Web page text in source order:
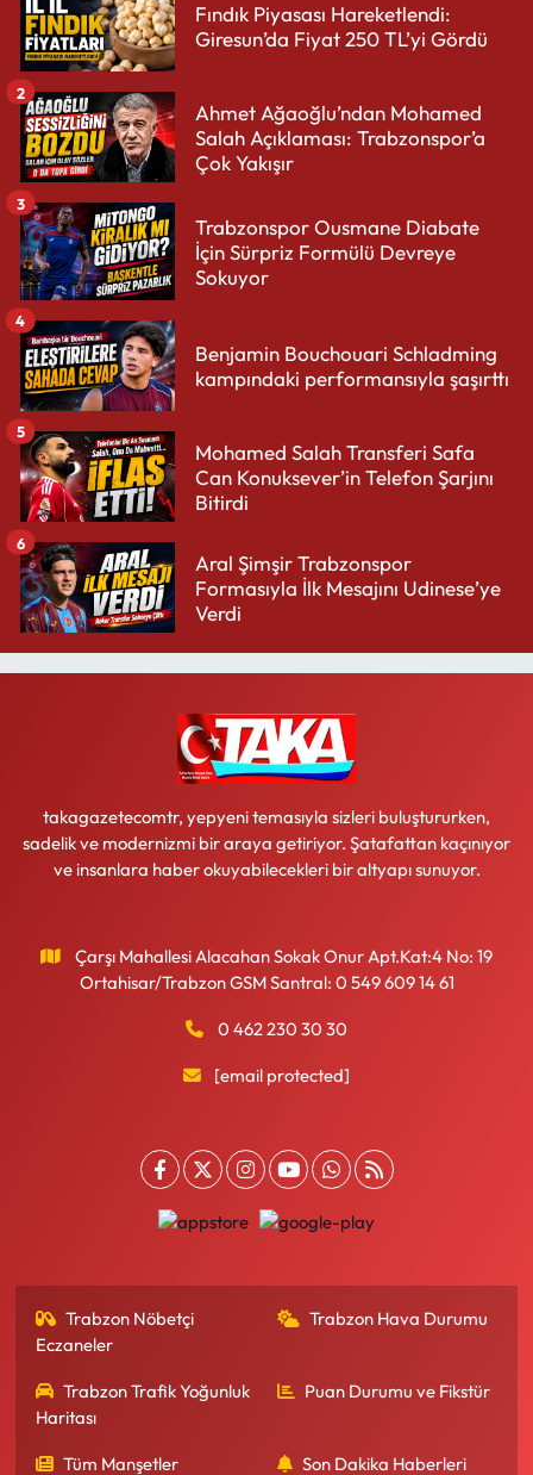
Fındık Piyasası Hareketlendi:
Giresun’da Fiyat 250 TL’yi Gördü
Ahmet Ağaoğlu’ndan Mohamed
Salah Açıklaması: Trabzonspor’a
Çok Yakışır
2
Trabzonspor Ousmane Diabate
İçin Sürpriz Formülü Devreye
Sokuyor
3
Benjamin Bouchouari Schladming
kampındaki performansıyla şaşırttı
4
Mohamed Salah Transferi Safa
Can Konuksever’in Telefon Şarjını
Bitirdi
5
Aral Şimşir Trabzonspor
Formasıyla İlk Mesajını Udinese’ye
Verdi
6
takagazetecomtr, yepyeni temasıyla sizleri buluştururken,
sadelik ve modernizmi bir araya getiriyor. Şatafattan kaçınıyor
ve insanlara haber okuyabilecekleri bir altyapı sunuyor.
Çarşı Mahallesi Alacahan Sokak Onur Apt.Kat:4 No: 19
Ortahisar/Trabzon GSM Santral: 0 549 609 14 61
0 462 230 30 30
[email protected]
Trabzon Nöbetçi
Eczaneler
Trabzon Hava Durumu
Trabzon Trafik Yoğunluk
Haritası
Puan Durumu ve Fikstür
Tüm Manşetler Son Dakika Haberleri